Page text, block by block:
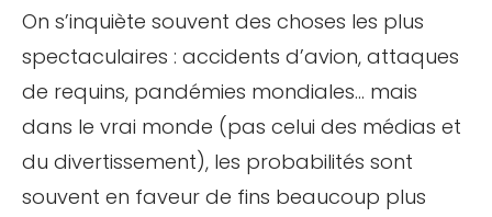
On s’inquiète souvent des choses les plus
spectaculaires : accidents d’avion, attaques
de requins, pandémies mondiales… mais
dans le vrai monde (pas celui des médias et
du divertissement), les probabilités sont
souvent en faveur de fins beaucoup plus